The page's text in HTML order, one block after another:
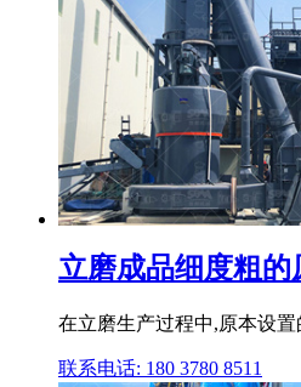
立磨成品细度粗
在立磨生产过程中,原本设
联系电话: 180 3780 8511